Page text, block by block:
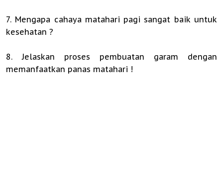
7. Mengapa cahaya matahari pagi sangat baik untuk
kesehatan ?
8. Jelaskan proses pembuatan garam dengan
memanfaatkan panas matahari !